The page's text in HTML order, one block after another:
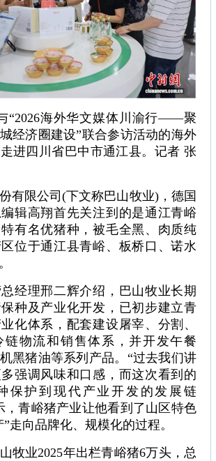
“2026海外华文媒体川渝行——聚
经济圈建设”联合参访活动的海外
进四川省巴中市通江县。记者 张
有限公司(下文称巴山牧业)，德国
辑高翔首先关注到的是通江青峪
有名优猪种，被毛全黑、肉质纯
位于通江县青峪、板桥口、诺水
经理邢二辉介绍，巴山牧业长期
种及产业化开发，已初步建立青
化体系，配套建设屠宰、分割、
链物流和销售体系，并开发午餐
黑猪油等系列产品。“过去我们讲
强调风味和口感，而这次看到的
保护到现代产业开发的发展链
，青峪猪产业让他看到了山区特色
走向品牌化、规模化的过程。
牧业2025年出栏青峪猪6万头，总